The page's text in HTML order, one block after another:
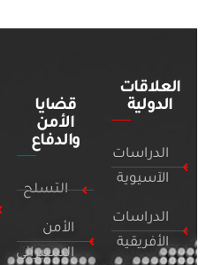
العلاقات
الدولية
الدراسات
الآسيوية
الدراسات
الأفريقية
قضايا
الأمن
والدفاع
التسلح
الأمن
السيبراني